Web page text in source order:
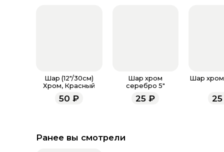
Шар (12"/30см)
Хром, Красный
50 ₽
Шар хром
серебро 5"
25 ₽
Шар хром
25
Ранее вы смотрели